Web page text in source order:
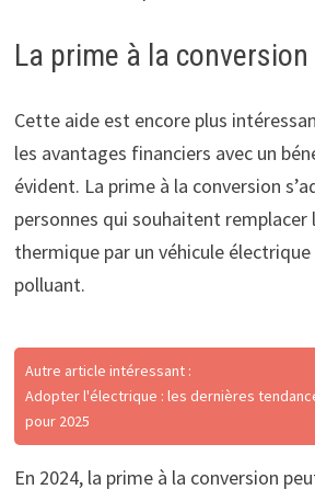
La prime à la conversion
Cette aide est encore plus
les avantages financiers avec un
évident. La prime à la conversion
personnes qui souhaitent
thermique par un véhicule
polluant.
Autre article intéressant :
Adopter l'électrique : les dernières
pour 2025
En 2024, la prime à la conversion